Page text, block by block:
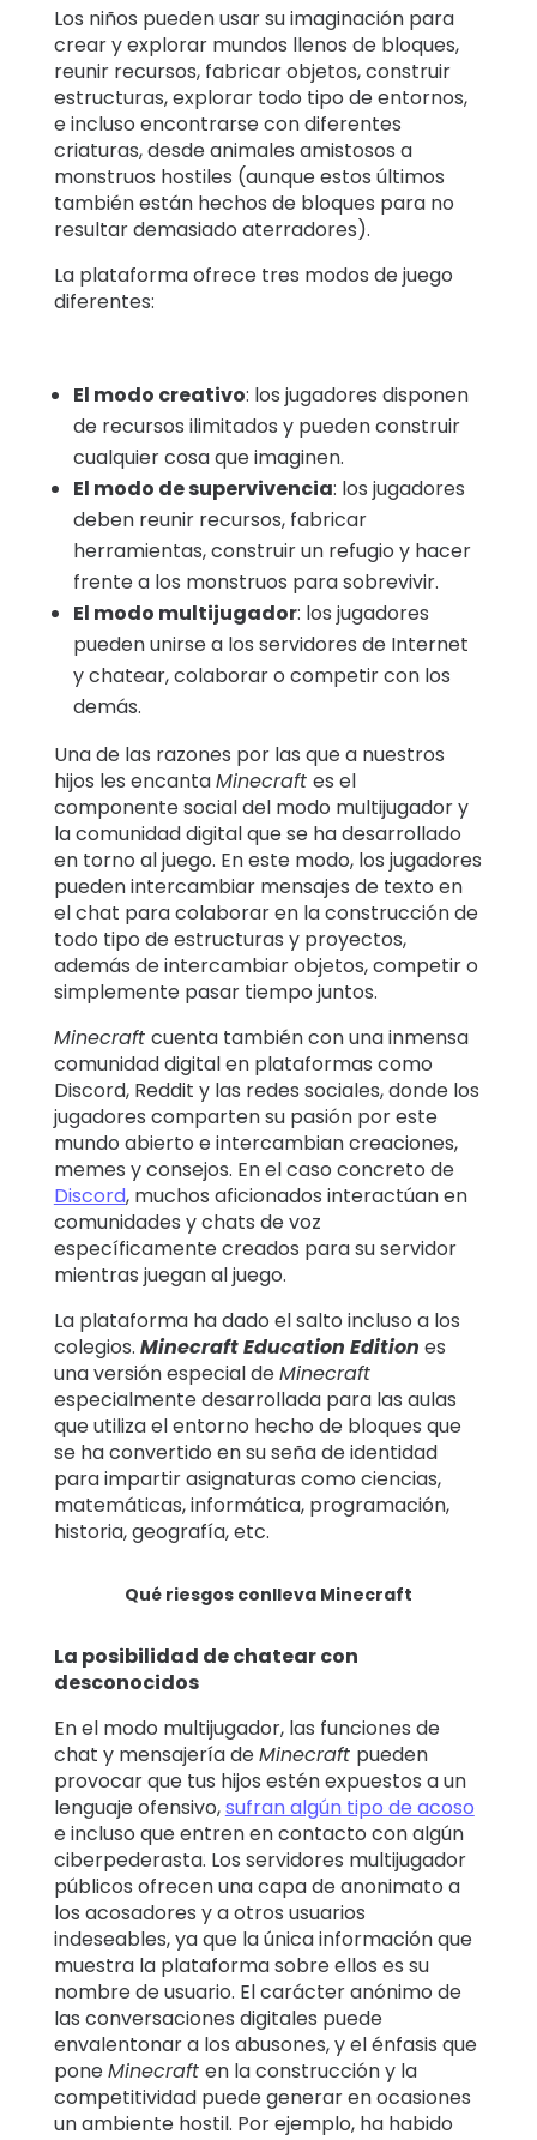
Los niños pueden usar su imaginación para
crear y explorar mundos llenos de bloques,
reunir recursos, fabricar objetos, construir
estructuras, explorar todo tipo de entornos,
e incluso encontrarse con diferentes
criaturas, desde animales amistosos a
monstruos hostiles (aunque estos últimos
también están hechos de bloques para no
resultar demasiado aterradores).
La plataforma ofrece tres modos de juego
diferentes:
El modo creativo: los jugadores disponen
de recursos ilimitados y pueden construir
cualquier cosa que imaginen.
El modo de supervivencia: los jugadores
deben reunir recursos, fabricar
herramientas, construir un refugio y hacer
frente a los monstruos para sobrevivir.
El modo multijugador: los jugadores
pueden unirse a los servidores de Internet
y chatear, colaborar o competir con los
demás.
Una de las razones por las que a nuestros
hijos les encantaMinecraft es el
componente social del modo multijugador y
la comunidad digital que se ha desarrollado
en torno al juego. En este modo, los jugadores
pueden intercambiar mensajes de texto en
el chat para colaborar en la construcción de
todo tipo de estructuras y proyectos,
además de intercambiar objetos, competir o
simplemente pasar tiempo juntos.
Minecraft cuenta también con una inmensa
comunidad digital en plataformas como
Discord, Reddit y las redes sociales, donde los
jugadores comparten su pasión por este
mundo abierto e intercambian creaciones,
memes y consejos. En el caso concreto de
Discord, muchos aficionados interactúan en
comunidades y chats de voz
específicamente creados para su servidor
mientras juegan al juego.
La plataforma ha dado el salto incluso a los
colegios. Minecraft Education Edition es
una versión especial deMinecraft
especialmente desarrollada para las aulas
que utiliza el entorno hecho de bloques que
se ha convertido en su seña de identidad
para impartir asignaturas como ciencias,
matemáticas, informática, programación,
historia, geografía, etc.
Qué riesgos conlleva Minecraft
La posibilidad de chatear con
desconocidos
En el modo multijugador, las funciones de
chat y mensajería deMinecraft pueden
provocar que tus hijos estén expuestos a un
lenguaje ofensivo,sufran algún tipo de acoso
e incluso que entren en contacto con algún
ciberpederasta. Los servidores multijugador
públicos ofrecen una capa de anonimato a
los acosadores y a otros usuarios
indeseables, ya que la única información que
muestra la plataforma sobre ellos es su
nombre de usuario. El carácter anónimo de
las conversaciones digitales puede
envalentonar a los abusones, y el énfasis que
poneMinecraft en la construcción y la
competitividad puede generar en ocasiones
un ambiente hostil. Por ejemplo, ha habido